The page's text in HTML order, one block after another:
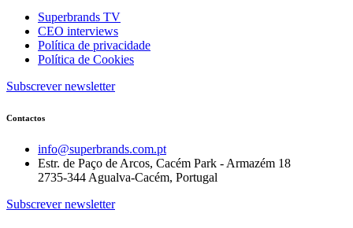
Superbrands TV
CEO interviews
Política de privacidade
Política de Cookies
Subscrever newsletter
Contactos
info@superbrands.com.pt
Estr. de Paço de Arcos, Cacém Park - Armazém 18
2735-344 Agualva-Cacém, Portugal
Subscrever newsletter